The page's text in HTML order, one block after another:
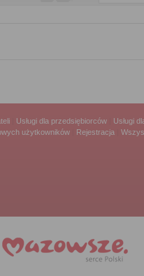
Usługi dla przedsiębiorców
Usługi
użytkowników Rejestracja |